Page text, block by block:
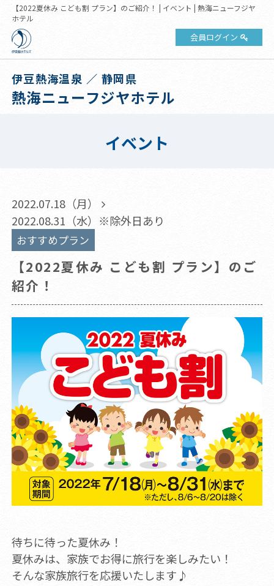
【2022夏休み こども割 プラン】のご紹介！ | イベント | 熱海ニューフジヤ
ホテル
会員ログイン
伊豆熱海温泉 ／ 静岡県
熱海ニューフジヤホテル
イベント
2022.07.18（月）
2022.08.31（水）※除外日あり
おすすめプラン
【2022夏休み こども割 プラン】のご
紹介！
待ちに待った夏休み！
夏休みは、家族でお得に旅行を楽しみたい！
そんな家族旅行を応援いたします♪